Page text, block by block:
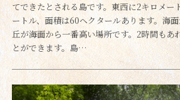
てできたとされる島です。東西に2キロメー
ートル、面積は60ヘクタールあります。海
丘が海面から一番高い場所です。2時間もあ
とができます。島…